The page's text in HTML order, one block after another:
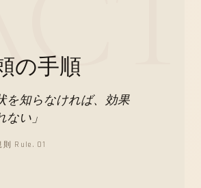
の手順
を知らなければ、効果
ない」
則 Rule. 01